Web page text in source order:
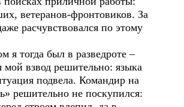
ветеранов-фронтовиков. За
расчувствовался по этому
я тогда был в разведроте –
взвод решительно: языка
подвела. Командир на
решительно не поскупился: